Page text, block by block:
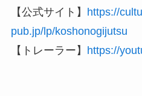
【公式サイト】 https://
pub.jp/lp/koshonogijutsu
【トレーラー】 https://